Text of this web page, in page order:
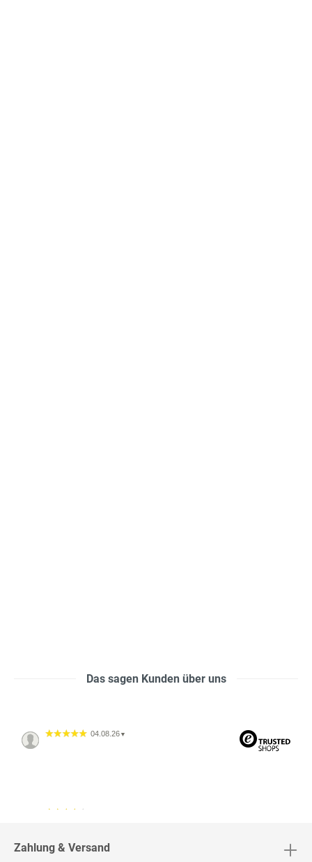
Das sagen Kunden über uns
04.08.26 ▼
Zahlung & Versand